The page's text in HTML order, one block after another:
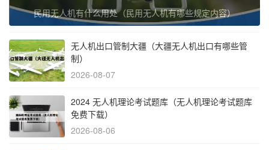
民用无人机有什么用处（民用无人机有哪些规定内容）
无人机出口管制大疆（大疆无人机出口有哪些管
制）
2026-08-07
2024 无人机理论考试题库（无人机理论考试题库
免费下载）
2026-08-06